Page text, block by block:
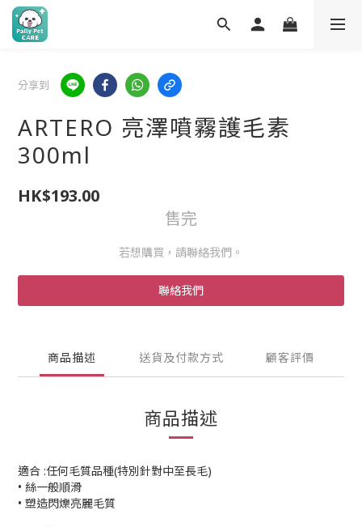
分享到
ARTERO 亮澤噴霧護毛素
300ml
HK$193.00
售完
若想購買，請聯絡我們。
聯絡我們
商品描述 送貨及付款方式 顧客評價
商品描述
適合 :任何毛質品種(特別針對中至長毛)
• 絲一般順滑
• 塑造閃爍亮麗毛質